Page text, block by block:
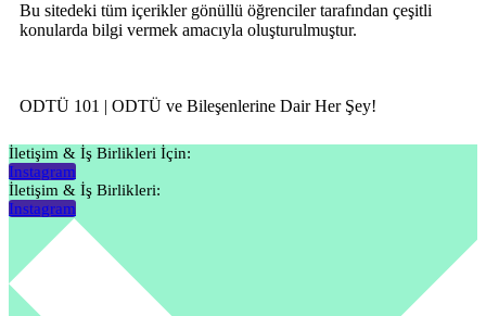
Bu sitedeki tüm içerikler gönüllü öğrenciler tarafından çeşitli
konularda bilgi vermek amacıyla oluşturulmuştur.
ODTÜ 101 | ODTÜ ve Bileşenlerine Dair Her Şey!
İletişim & İş Birlikleri İçin:
Instagram
İletişim & İş Birlikleri:
Instagram